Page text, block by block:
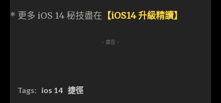
* 更多 iOS 14 秘技盡在 【iOS14 升級精讀】
- 廣告 -
Tags: ios 14 捷徑